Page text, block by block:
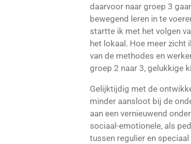
daarvoor naar groep 3
bewegend leren in te
startte ik met het volgen
het lokaal. Hoe meer zicht
van de methodes en
groep 2 naar 3, gelukkige
Gelijktijdig met de
minder aansloot bij de
aan een vernieuwend
sociaal-emotionele, als
tussen regulier en